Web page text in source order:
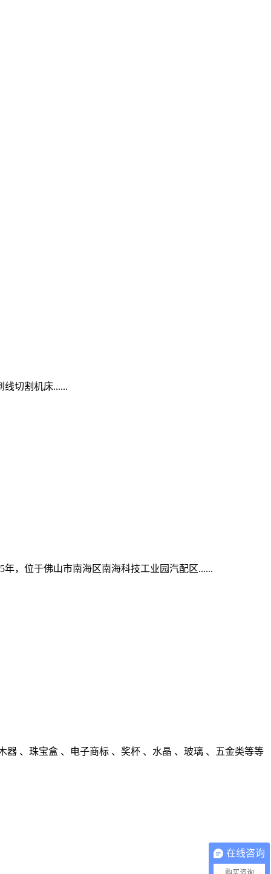
切割机床......
，位于佛山市南海区南海科技工业园汽配区......
、珠宝盒 、电子商标 、奖杯 、水晶 、玻璃 、五金类等等
在线咨询